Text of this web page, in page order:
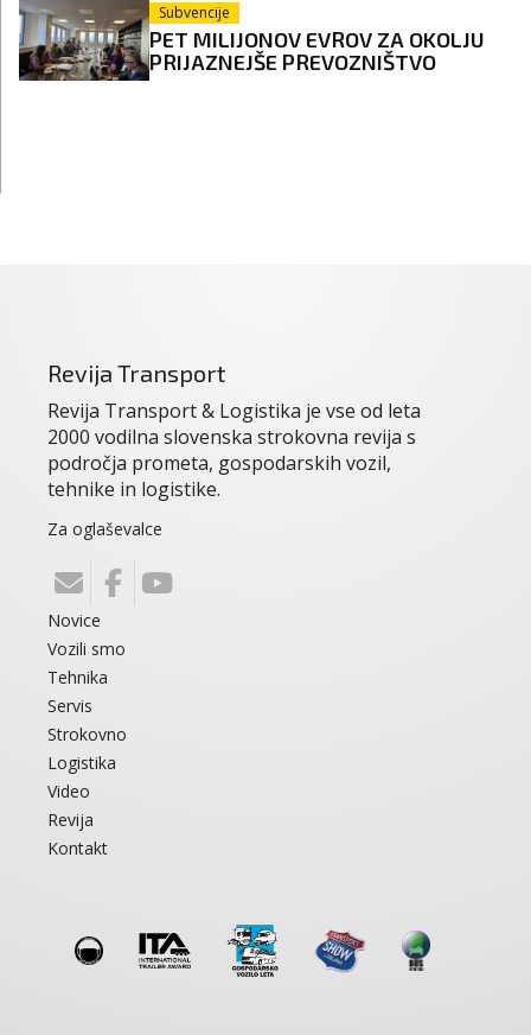
Subvencije
PET MILIJONOV EVROV ZA OKOLJU
PRIJAZNEJŠE PREVOZNIŠTVO
Revija Transport
Revija Transport & Logistika je vse od leta
2000 vodilna slovenska strokovna revija s
področja prometa, gospodarskih vozil,
tehnike in logistike.
Za oglaševalce
Novice
Vozili smo
Tehnika
Servis
Strokovno
Logistika
Video
Revija
Kontakt